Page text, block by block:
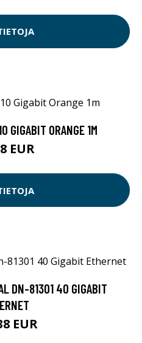
GIGABIT ORANGE 1M
EUR
DN-81301 40 GIGABIT
EUR